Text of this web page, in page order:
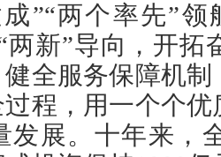
”“两个率先”
两新”导向，开拓
全服务保障机
程，用一个个
发展。十年来，